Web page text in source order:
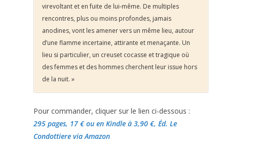
virevoltant et en fuite de lui-même. De multiples
rencontres, plus ou moins profondes, jamais
anodines, vont les amener vers un même lieu, autour
d’une flamme incertaine, attirante et menaçante. Un
lieu si particulier, un creuset cocasse et tragique où
des femmes et des hommes cherchent leur issue hors
de la nuit. »
Pour commander, cliquer sur le lien ci-dessous :
295 pages, 17 €ou en Kindle à 3,90 €, Éd. Le
Condottiere via Amazon